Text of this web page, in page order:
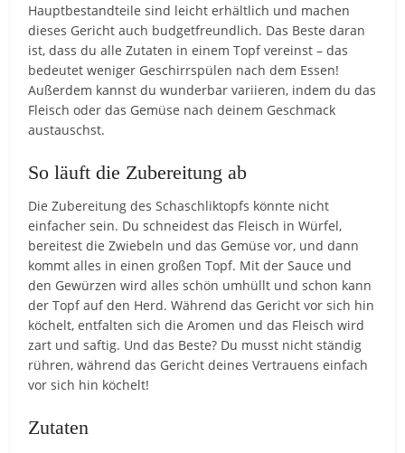
Hauptbestandteile sind leicht erhältlich und machen
dieses Gericht auch budgetfreundlich. Das Beste daran
ist, dass du alle Zutaten in einem Topf vereinst – das
bedeutet weniger Geschirrspülen nach dem Essen!
Außerdem kannst du wunderbar variieren, indem du das
Fleisch oder das Gemüse nach deinem Geschmack
austauschst.
So läuft die Zubereitung ab
Die Zubereitung des Schaschliktopfs könnte nicht
einfacher sein. Du schneidest das Fleisch in Würfel,
bereitest die Zwiebeln und das Gemüse vor, und dann
kommt alles in einen großen Topf. Mit der Sauce und
den Gewürzen wird alles schön umhüllt und schon kann
der Topf auf den Herd. Während das Gericht vor sich hin
köchelt, entfalten sich die Aromen und das Fleisch wird
zart und saftig. Und das Beste? Du musst nicht ständig
rühren, während das Gericht deines Vertrauens einfach
vor sich hin köchelt!
Zutaten